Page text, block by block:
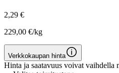
2,29 €
229,00 €/kg
Verkkokaupan hinta
Hinta ja saatavuus voivat vaihdella